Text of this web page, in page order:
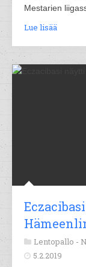
Mestarien
Lue lisää
Lentopallo -
5.2.2019